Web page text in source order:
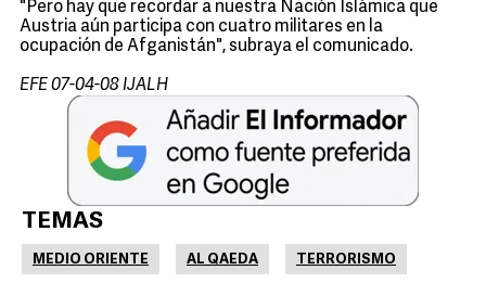
"Pero hay que recordar a nuestra Nación Islámica que
Austria aún participa con cuatro militares en la
ocupación de Afganistán", subraya el comunicado.
EFE 07-04-08 IJALH
TEMAS
MEDIO ORIENTE AL QAEDA TERRORISMO